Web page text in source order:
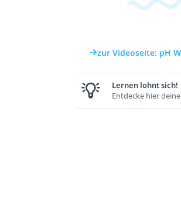
zur Videoseite: pH
Lernen lohnt sich!
Entdecke hier